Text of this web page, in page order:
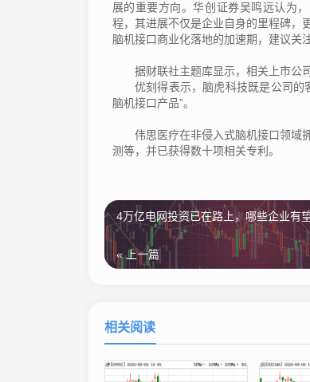
展的重要方向。华创证券吴鸣远认为
程，其进展不仅是企业自身的里程碑，
脑机接口商业化落地的加速期，建议关
据财联社主题库显示，相关上市公司
优刻得表示，脑虎科技既是公司的
脑机接口产品”。
伟思医疗在非侵入式脑机接口领域拥
测等，并已获得数十项相关专利。
4万亿电网投资已在路上，哪些企业有
« 上一篇
相关阅读